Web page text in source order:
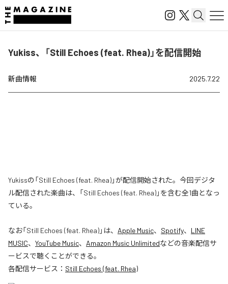
Yukiss、「Still Echoes (feat. Rhea)」を配信開始
新曲情報 2025.7.22
Yukissの「Still Echoes (feat. Rhea)」が配信開始された。今回デジタ
ル配信された楽曲は、「Still Echoes (feat. Rhea)」を含む全1曲となっ
ている。
なお「Still Echoes (feat. Rhea)」は、 Apple Music、 Spotify、 LINE
MUSIC、 YouTube Music、 Amazon Music Unlimitedなどの音楽配信サ
ービスで聴くことができる。
各配信サービス： Still Echoes (feat. Rhea)